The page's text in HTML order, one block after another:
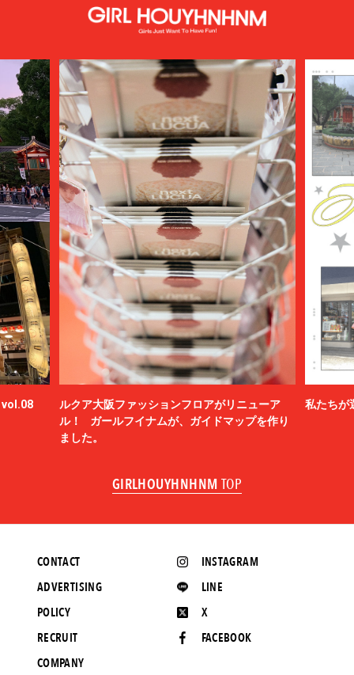
vol.08
ルクア大阪ファッションフロアがリニューア
ル！ ガールフイナムが、ガイドマップを作り
ました。
私たちが
GIRLHOUYHNHNM TOP
INSTAGRAM
LINE
X
FACEBOOK
CONTACT
ADVERTISING
POLICY
RECRUIT
COMPANY